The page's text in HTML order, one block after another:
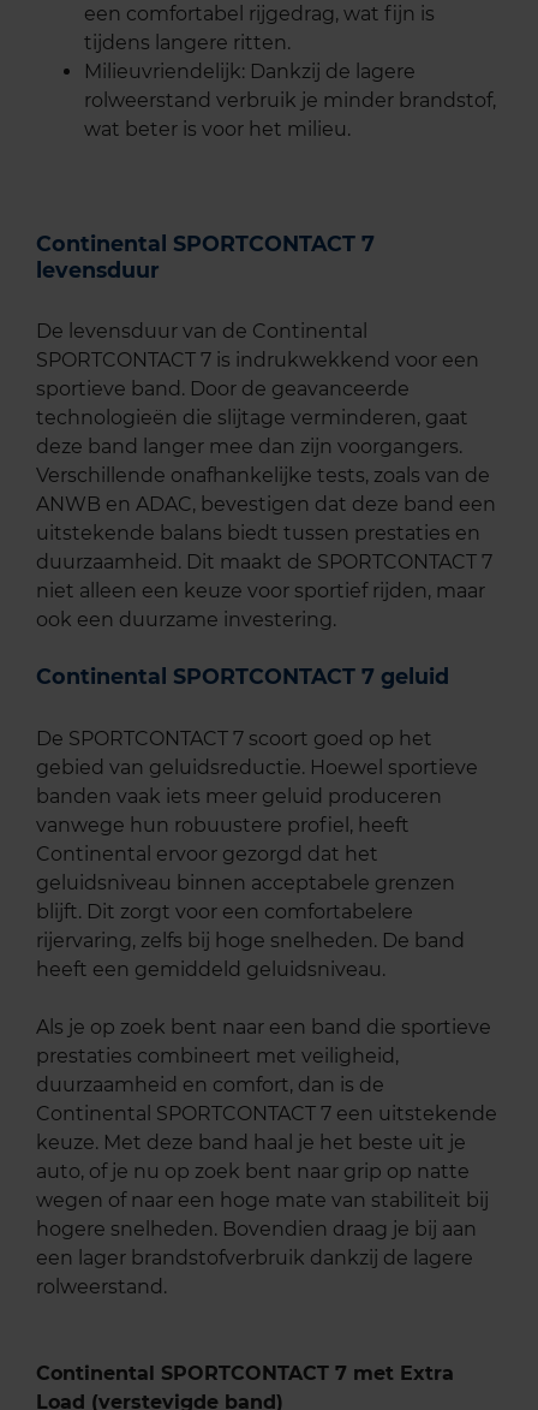
een comfortabel rijgedrag, wat fijn is
tijdens langere ritten.
Milieuvriendelijk: Dankzij de lagere
rolweerstand verbruik je minder brandstof,
wat beter is voor het milieu.
Continental SPORTCONTACT 7
levensduur
De levensduur van de Continental
SPORTCONTACT 7 is indrukwekkend voor een
sportieve band. Door de geavanceerde
technologieën die slijtage verminderen, gaat
deze band langer mee dan zijn voorgangers.
Verschillende onafhankelijke tests, zoals van de
ANWB en ADAC, bevestigen dat deze band een
uitstekende balans biedt tussen prestaties en
duurzaamheid. Dit maakt de SPORTCONTACT 7
niet alleen een keuze voor sportief rijden, maar
ook een duurzame investering.
Continental SPORTCONTACT 7 geluid
De SPORTCONTACT 7 scoort goed op het
gebied van geluidsreductie. Hoewel sportieve
banden vaak iets meer geluid produceren
vanwege hun robuustere profiel, heeft
Continental ervoor gezorgd dat het
geluidsniveau binnen acceptabele grenzen
blijft. Dit zorgt voor een comfortabelere
rijervaring, zelfs bij hoge snelheden. De band
heeft een gemiddeld geluidsniveau.
Als je op zoek bent naar een band die sportieve
prestaties combineert met veiligheid,
duurzaamheid en comfort, dan is de
Continental SPORTCONTACT 7 een uitstekende
keuze. Met deze band haal je het beste uit je
auto, of je nu op zoek bent naar grip op natte
wegen of naar een hoge mate van stabiliteit bij
hogere snelheden. Bovendien draag je bij aan
een lager brandstofverbruik dankzij de lagere
rolweerstand.
Continental SPORTCONTACT 7 met Extra
Load (verstevigde band)